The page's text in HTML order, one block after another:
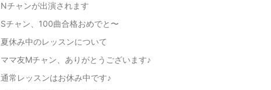
Nチャンが出演されます
Sチャン、100曲合格おめでと〜
夏休み中のレッスンについて
ママ友Мチャン、ありがとうございます♪
通常レッスンはお休み中です♪